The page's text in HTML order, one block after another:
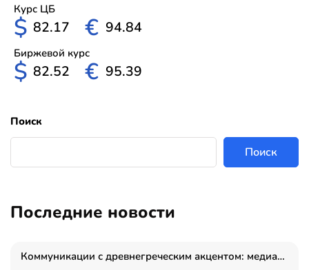
Курс ЦБ
$ 82.17 € 94.84
Биржевой курс
$ 82.52 € 95.39
Поиск
Поиск
Последние новости
Коммуникации с древнегреческим акцентом: медиаменеджер и журналист Владимир Дергачев запустил коммуникационное агентство «Сократ 2.0»